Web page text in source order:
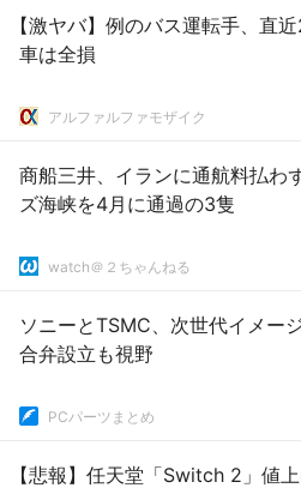
【激ヤバ】例のバス運転手、直
車は全損
アルファルファモザイク
商船三井、イランに通航料払
ズ海峡を4月に通過の3隻
watch＠２ちゃんねる
ソニーとTSMC、次世代イメー
合弁設立も視野
PCパーツまとめ
【悲報】任天堂「Switch 2」値